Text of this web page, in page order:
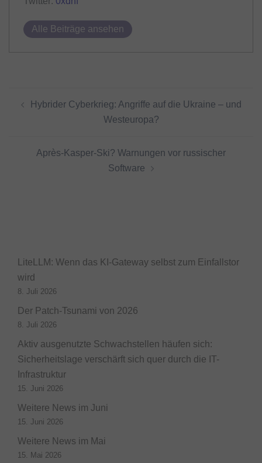
Alle Beiträge ansehen
Hybrider Cyberkrieg: Angriffe auf die Ukraine – und
Westeuropa?
Après-Kasper-Ski? Warnungen vor russischer
Software
LiteLLM: Wenn das KI-Gateway selbst zum Einfallstor
wird
8. Juli 2026
Der Patch-Tsunami von 2026
8. Juli 2026
Aktiv ausgenutzte Schwachstellen häufen sich:
Sicherheitslage verschärft sich quer durch die IT-
Infrastruktur
15. Juni 2026
Weitere News im Juni
15. Juni 2026
Weitere News im Mai
15. Mai 2026